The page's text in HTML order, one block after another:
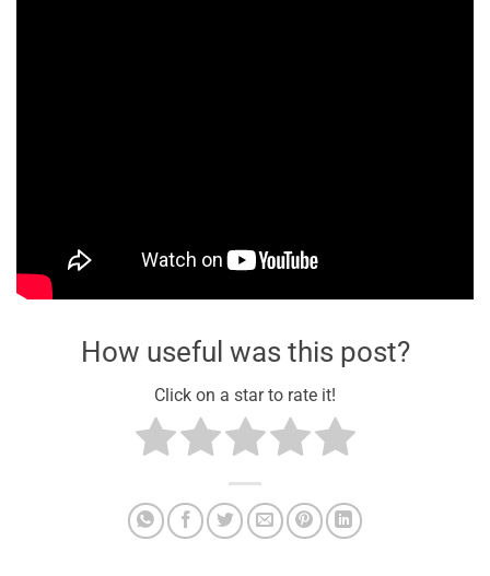
How useful was this post?
Click on a star to rate it!